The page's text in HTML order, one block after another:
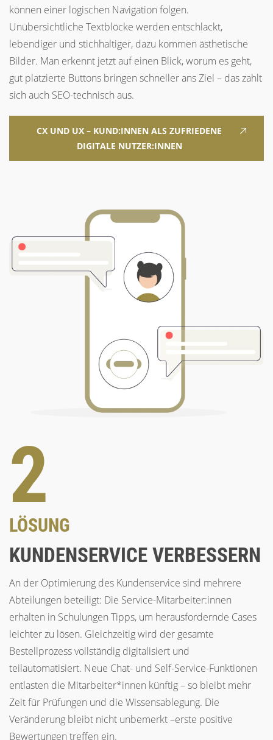
können einer logischen Navigation folgen.
Unübersichtliche Textblöcke werden entschlackt,
lebendiger und stichhaltiger, dazu kommen ästhetische
Bilder. Man erkennt jetzt auf einen Blick, worum es geht,
gut platzierte Buttons bringen schneller ans Ziel – das zahlt
sich auch SEO-technisch aus.
CX UND UX – KUND:INNEN ALS ZUFRIEDENE
DIGITALE NUTZER:INNEN
2
LÖSUNG
KUNDENSERVICE VERBESSERN
An der Optimierung des Kundenservice sind mehrere
Abteilungen beteiligt: Die Service-Mitarbeiter:innen
erhalten in Schulungen Tipps, um herausfordernde Cases
leichter zu lösen. Gleichzeitig wird der gesamte
Bestellprozess vollständig digitalisiert und
teilautomatisiert. Neue Chat- und Self-Service-Funktionen
entlasten die Mitarbeiter*innen künftig – so bleibt mehr
Zeit für Prüfungen und die Wissensablegung. Die
Veränderung bleibt nicht unbemerkt –erste positive
Bewertungen treffen ein.